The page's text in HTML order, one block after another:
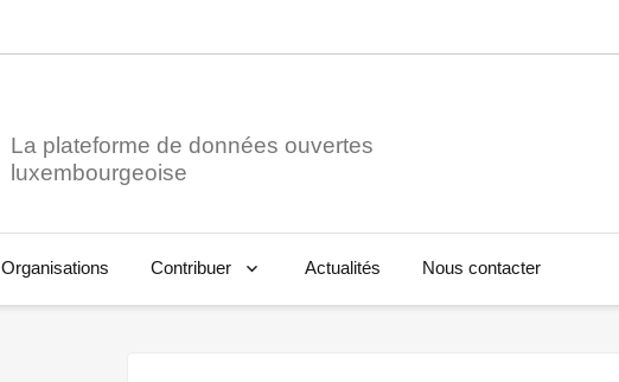
La plateforme de données ouvertes
Organisations Contribuer Actualités Nous contacter